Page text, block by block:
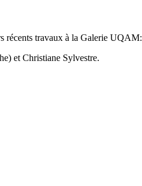
travaux à la Galerie
et Christiane Sylvestre.